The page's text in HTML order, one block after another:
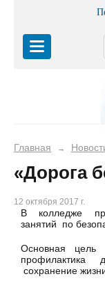
Главная →
«Дорога
12 октября 2017 г.
В колледже
занятий по
Основная цель
профилактика
сохранение